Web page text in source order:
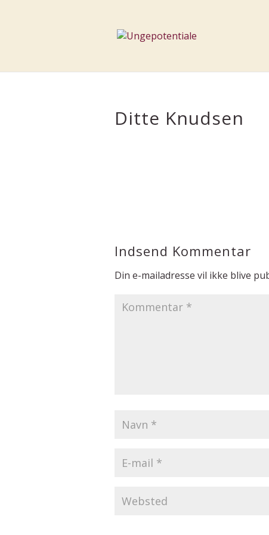
Ditte Knudsen
Indsend Kommentar
Din e-mailadresse vil ikke blive